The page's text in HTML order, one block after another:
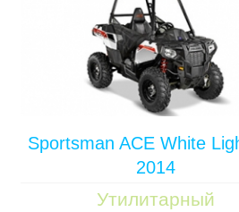
Sportsman ACE White
2014
Утилитарный